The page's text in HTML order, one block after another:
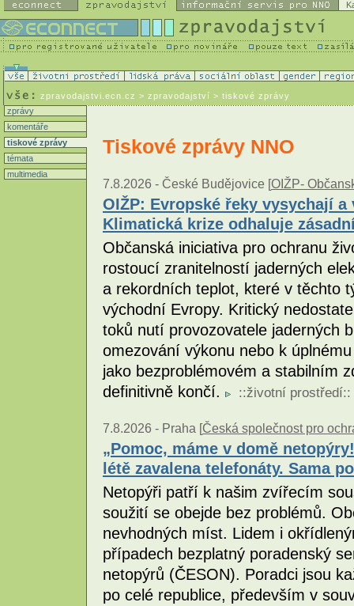
zpravodajstvi.ecn.cz > zpravodajství > tiskové zprávy
zprávy
komentáře
tiskové zprávy
témata
multimedia
Tiskové zprávy NNO
7.8.2026 - České Budějovice [OIŽP-
OIŽP: Evropské řeky vysychají
Klimatická krize odhaluje
Občanská iniciativa pro ochranu
rostoucí zranitelností jaderných
a rekordních teplot, které v těchto
východní Evropy. Kritický
toků nutí provozovatele jaderných
omezování výkonu nebo k
jako bezproblémovém a stabilním
definitivně končí.
::životní prostředí::
7.8.2026 - Praha [Česká společnost pro
„Pomoc, máme v domě
létě zavalena telefonáty. Sama
Netopýři patří k našim zvířecím
soužití se obejde bez problémů.
nevhodných míst. Lidem i
případech bezplatný poradenský
netopýrů (ČESON). Poradci jsou
po celé republice, především v